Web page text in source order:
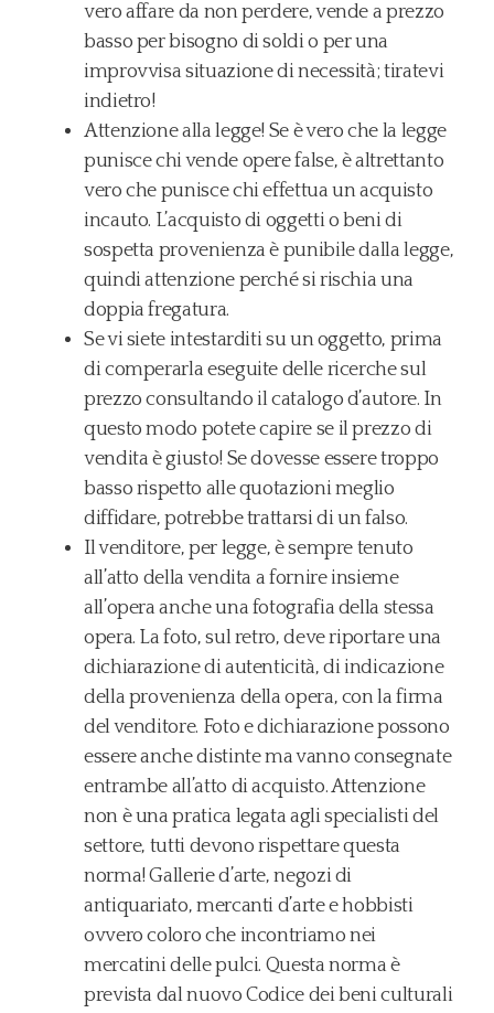
vero affare da non perdere, vende a prezzo
basso per bisogno di soldi o per una
improvvisa situazione di necessità; tiratevi
indietro!
Attenzione alla legge! Se è vero che la legge
punisce chi vende opere false, è altrettanto
vero che punisce chi effettua un acquisto
incauto. L’acquisto di oggetti o beni di
sospetta provenienza è punibile dalla legge,
quindi attenzione perché si rischia una
doppia fregatura.
Se vi siete intestarditi su un oggetto, prima
di comperarla eseguite delle ricerche sul
prezzo consultando il catalogo d’autore. In
questo modo potete capire se il prezzo di
vendita è giusto! Se dovesse essere troppo
basso rispetto alle quotazioni meglio
diffidare, potrebbe trattarsi di un falso.
Il venditore, per legge, è sempre tenuto
all’atto della vendita a fornire insieme
all’opera anche una fotografia della stessa
opera. La foto, sul retro, deve riportare una
dichiarazione di autenticità, di indicazione
della provenienza della opera, con la firma
del venditore. Foto e dichiarazione possono
essere anche distinte ma vanno consegnate
entrambe all’atto di acquisto. Attenzione
non è una pratica legata agli specialisti del
settore, tutti devono rispettare questa
norma! Gallerie d’arte, negozi di
antiquariato, mercanti d’arte e hobbisti
ovvero coloro che incontriamo nei
mercatini delle pulci. Questa norma è
prevista dal nuovo Codice dei beni culturali